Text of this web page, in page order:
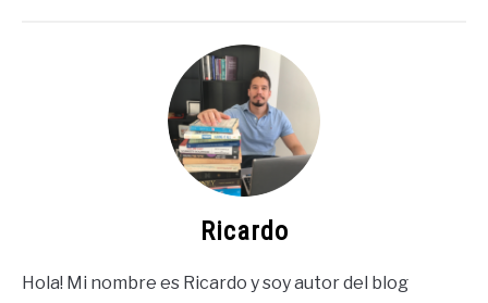
Ricardo
Hola! Mi nombre es Ricardo y soy autor del blog